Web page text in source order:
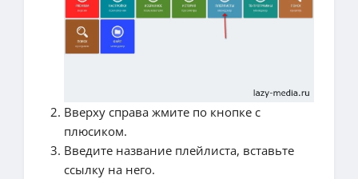
Вверху справа жмите по кнопке с
плюсиком.
Введите название плейлиста, вставьте
ссылку на него.